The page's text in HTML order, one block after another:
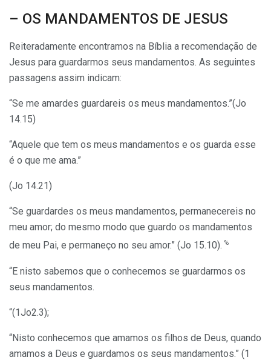
– OS MANDAMENTOS DE JESUS
Reiteradamente encontramos na Bíblia a recomendação de
Jesus para guardarmos seus mandamentos. As seguintes
passagens assim indicam:
“Se me amardes guardareis os meus mandamentos.”(Jo
14.15)
“Aquele que tem os meus mandamentos e os guarda esse
é o que me ama.”
(Jo 14.21)
“Se guardardes os meus mandamentos, permanecereis no
meu amor; do mesmo modo que guardo os mandamentos
de meu Pai, e permaneço no seu amor.” (Jo 15.10). %
“E nisto sabemos que o conhecemos se guardarmos os
seus mandamentos.
“(1Jo2.3);
“Nisto conhecemos que amamos os filhos de Deus, quando
amamos a Deus e guardamos os seus mandamentos.” (1